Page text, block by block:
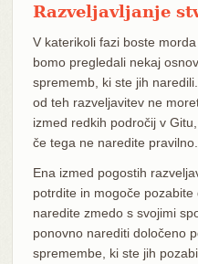
Razveljavljanje
V katerikoli fazi boste
bomo pregledali nekaj
sprememb, ki ste jih
od teh razveljavitev ne
izmed redkih področij v
če tega ne naredite pravilno.
Ena izmed pogostih
potrdite in mogoče
naredite zmedo s svojimi
ponovno narediti določeno
spremembe, ki ste jih